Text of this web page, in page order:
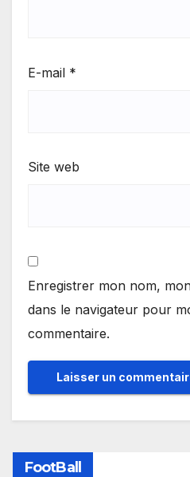
E-mail *
Site web
Enregistrer mon nom,
dans le navigateur pour
commentaire.
FootBall